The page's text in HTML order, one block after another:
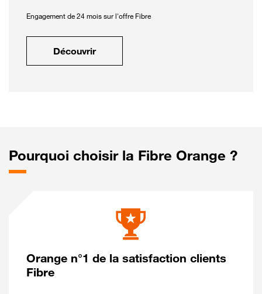
Engagement de 24 mois sur l'offre Fibre
Découvrir
Pourquoi choisir la Fibre Orange ?
Orange n°1 de la satisfaction clients
Fibre